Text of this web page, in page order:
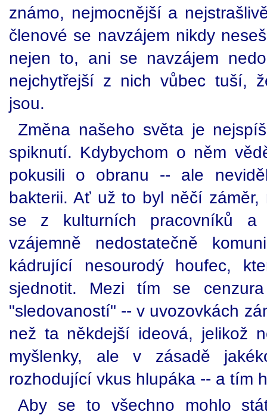
známo, nejmocnější a
členové se navzájem nikdy
nejen to, ani se navzájem
nejchytřejší z nich vůbec tuší,
jsou.
Změna našeho světa je
spiknutí. Kdybychom o něm
pokusili o obranu -- ale
bakterii. Ať už to byl něčí
se z kulturních pracovníků a
vzájemně nedostatečně
kádrující nesourodý houfec,
sjednotit. Mezi tím se
"sledovaností" -- v uvozovkách
než ta někdejší ideová, jelikož
myšlenky, ale v zásadě
rozhodující vkus hlupáka -- a tím
Aby se to všechno mohlo